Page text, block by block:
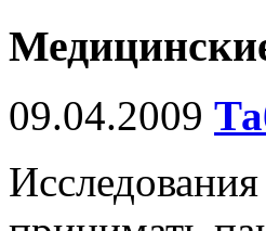
09.04.2009